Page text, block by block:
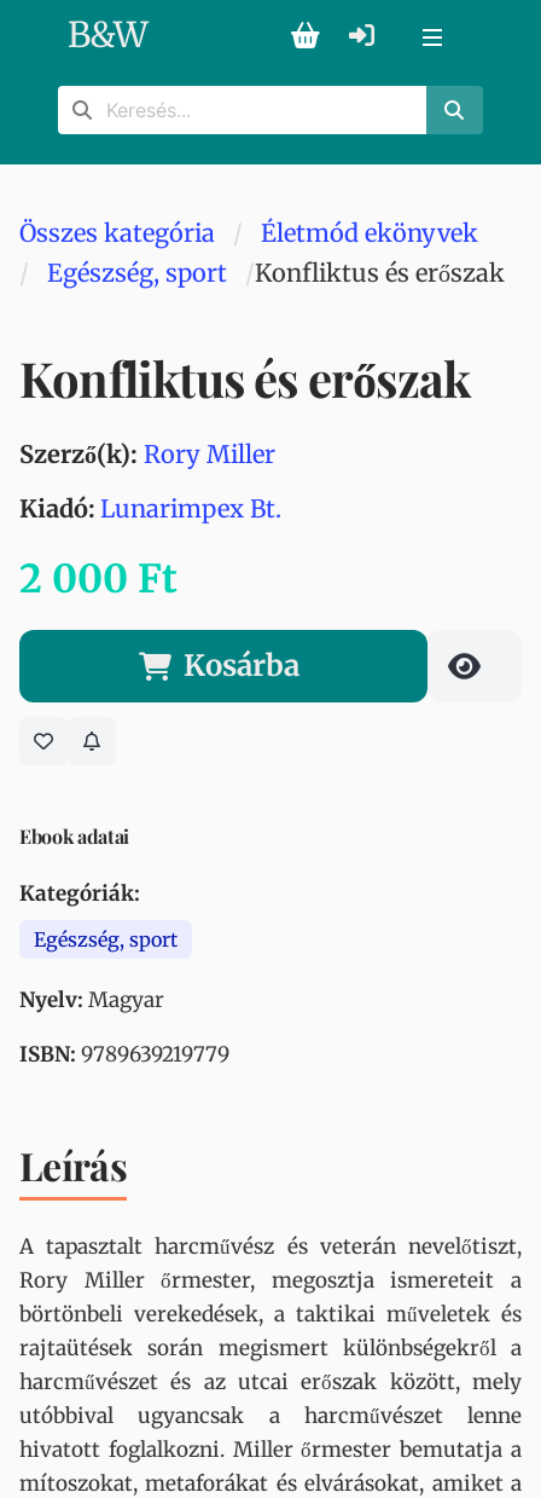
B&W
Összes kategória
Életmód ekönyvek
Egészség, sport
Konfliktus és erőszak
Konfliktus és erőszak
Szerző(k): Rory Miller
Kiadó: Lunarimpex Bt.
2 000 Ft
Kosárba
Ebook adatai
Kategóriák:
Egészség, sport
Nyelv: Magyar
ISBN: 9789639219779
Leírás
A tapasztalt harcművész és veterán nevelőtiszt,
Rory Miller őrmester, megosztja ismereteit a
börtönbeli verekedések, a taktikai műveletek és
rajtaütések során megismert különbségekről a
harcművészet és az utcai erőszak között, mely
utóbbival ugyancsak a harcművészet lenne
hivatott foglalkozni. Miller őrmester bemutatja a
mítoszokat, metaforákat és elvárásokat, amiket a